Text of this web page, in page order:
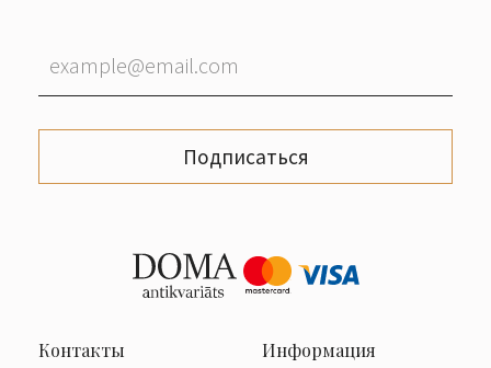
Подписаться